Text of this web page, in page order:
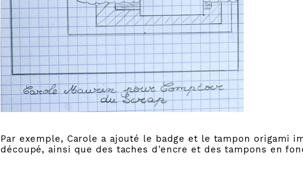
Par exemple, Carole a ajouté le badge et le tampon origami
découpé, ainsi que des taches d'encre et des tampons en